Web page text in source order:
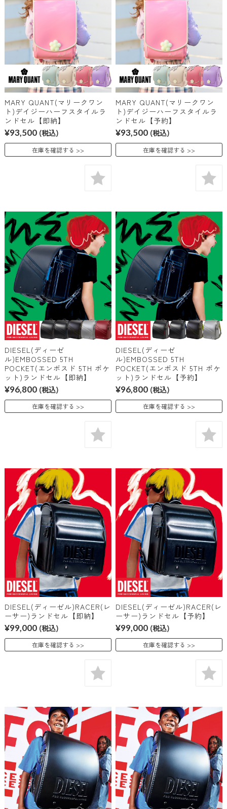
MARY QUANT(マリークワン
ト)デイジーハーフスタイルラ
ンドセル【即納】
¥93,500 (税込)
在庫を確認する
MARY QUANT(マリークワン
ト)デイジーハーフスタイルラ
ンドセル【予約】
¥93,500 (税込)
在庫を確認する
DIESEL(ディーゼ
ル)EMBOSSED 5TH
POCKET(エンボスド 5TH ポケ
ット)ランドセル【即納】
¥96,800 (税込)
在庫を確認する
DIESEL(ディーゼ
ル)EMBOSSED 5TH
POCKET(エンボスド 5TH ポケ
ット)ランドセル【予約】
¥96,800 (税込)
在庫を確認する
DIESEL(ディーゼル)RACER(レ
ーサー)ランドセル【即納】
¥99,000 (税込)
在庫を確認する
DIESEL(ディーゼル)RACER(レ
ーサー)ランドセル【予約】
¥99,000 (税込)
在庫を確認する